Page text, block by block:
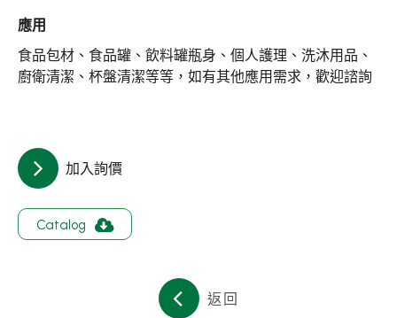
應用
食品包材、食品罐、飲料罐瓶身、個人護理、洗沐用品、
廚衛清潔、杯盤清潔等等，如有其他應用需求，歡迎諮詢
加入詢價
Catalog
返回
新聞中心